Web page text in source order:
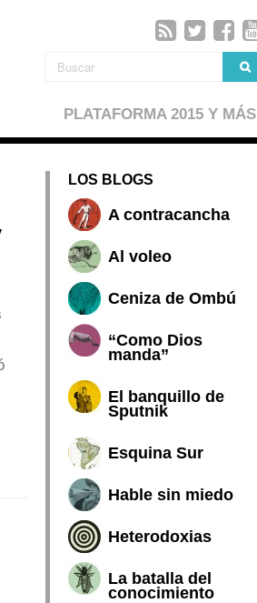
PLATAFORMA 2015 Y MÁS
LOS BLOGS
A contracancha
Al voleo
Ceniza de Ombú
“Como Dios
manda”
El banquillo de
Sputnik
Esquina Sur
Hable sin miedo
Heterodoxias
La batalla del
conocimiento